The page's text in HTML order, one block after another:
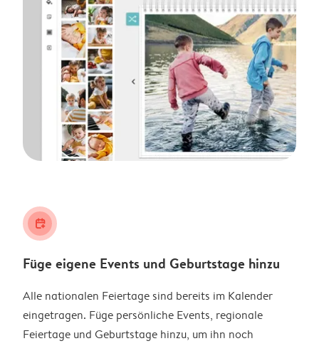
calendar_plus
Füge eigene Events und Geburtstage hinzu
Alle nationalen Feiertage sind bereits im Kalender
eingetragen. Füge persönliche Events, regionale
Feiertage und Geburtstage hinzu, um ihn noch